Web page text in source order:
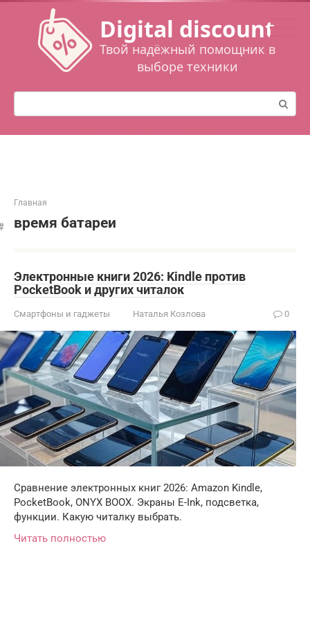
Перейти
контенту
Digital discount
Твой надёжный помощник в
выборе техники
Поиск:
Главная
время батареи
Электронные книги 2026: Kindle против
PocketBook и других читалок
Смартфоны и гаджеты Наталья Козлова 0
Сравнение электронных книг 2026: Amazon Kindle,
PocketBook, ONYX BOOX. Экраны E-Ink, подсветка,
функции. Какую читалку выбрать.
Читать полностью